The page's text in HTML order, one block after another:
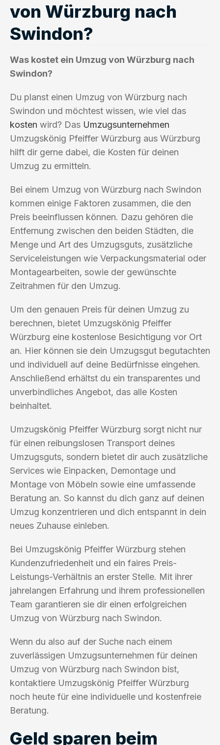
von Würzburg nach
Swindon?
Was kostet ein Umzug von Würzburg nach
Swindon?
Du planst einen Umzug von Würzburg nach
Swindon und möchtest wissen, wie viel das
kosten wird? Das Umzugsunternehmen
Umzugskönig Pfeiffer Würzburg aus Würzburg
hilft dir gerne dabei, die Kosten für deinen
Umzug zu ermitteln.
Bei einem Umzug von Würzburg nach Swindon
kommen einige Faktoren zusammen, die den
Preis beeinflussen können. Dazu gehören die
Entfernung zwischen den beiden Städten, die
Menge und Art des Umzugsguts, zusätzliche
Serviceleistungen wie Verpackungsmaterial oder
Montagearbeiten, sowie der gewünschte
Zeitrahmen für den Umzug.
Um den genauen Preis für deinen Umzug zu
berechnen, bietet Umzugskönig Pfeiffer
Würzburg eine kostenlose Besichtigung vor Ort
an. Hier können sie dein Umzugsgut begutachten
und individuell auf deine Bedürfnisse eingehen.
Anschließend erhältst du ein transparentes und
unverbindliches Angebot, das alle Kosten
beinhaltet.
Umzugskönig Pfeiffer Würzburg sorgt nicht nur
für einen reibungslosen Transport deines
Umzugsguts, sondern bietet dir auch zusätzliche
Services wie Einpacken, Demontage und
Montage von Möbeln sowie eine umfassende
Beratung an. So kannst du dich ganz auf deinen
Umzug konzentrieren und dich entspannt in dein
neues Zuhause einleben.
Bei Umzugskönig Pfeiffer Würzburg stehen
Kundenzufriedenheit und ein faires Preis-
Leistungs-Verhältnis an erster Stelle. Mit ihrer
jahrelangen Erfahrung und ihrem professionellen
Team garantieren sie dir einen erfolgreichen
Umzug von Würzburg nach Swindon.
Wenn du also auf der Suche nach einem
zuverlässigen Umzugsunternehmen für deinen
Umzug von Würzburg nach Swindon bist,
kontaktiere Umzugskönig Pfeiffer Würzburg
noch heute für eine individuelle und kostenfreie
Beratung.
Geld sparen beim